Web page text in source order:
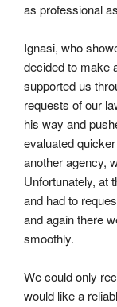
as professional
Ignasi, who
decided to make
supported us
requests of our
his way and
evaluated
another agency,
Unfortunately, at
and had to
and again there
smoothly.
We could only
would like a